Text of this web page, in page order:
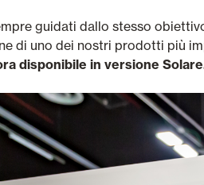
guidati dallo stesso
di uno dei nostri prodotti più
disponibile in versione